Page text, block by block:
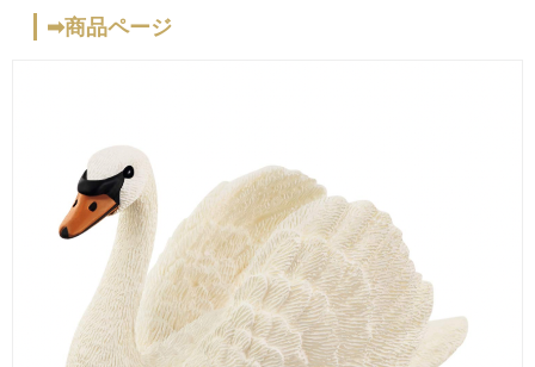
➡︎商品ページ